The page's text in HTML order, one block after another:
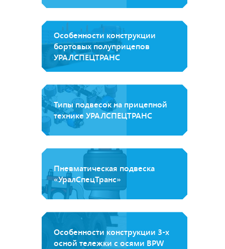
Особенности конструкции
бортовых полуприцепов
УРАЛСПЕЦТРАНС
Типы подвесок на прицепной
технике УРАЛСПЕЦТРАНС
Пневматическая подвеска
«УралСпецТранс»
Особенности конструкции 3-х
осной тележки с осями BPW